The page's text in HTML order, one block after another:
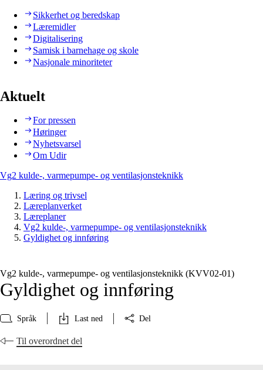
Sikkerhet og beredskap
Læremidler
Digitalisering
Samisk i barnehage og skole
Nasjonale minoriteter
Aktuelt
For pressen
Høringer
Nyhetsvarsel
Om Udir
Vg2 kulde-, varmepumpe- og ventilasjonsteknikk
Læring og trivsel
Læreplanverket
Læreplaner
Vg2 kulde-, varmepumpe- og ventilasjonsteknikk
Gyldighet og innføring
Vg2 kulde-, varmepumpe- og ventilasjonsteknikk (KVV02‑01)
Gyldighet og innføring
Språk Last ned Del
Til overordnet del